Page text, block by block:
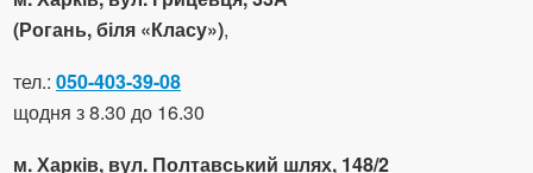
(Рогань, біля «Класу»),
тел.: 050-403-39-08
щодня з 8.30 до 16.30
м. Харків, вул. Полтавський шлях, 148/2